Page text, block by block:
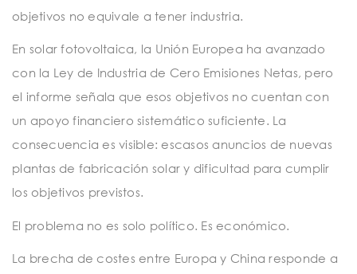
objetivos no equivale a tener industria.
En solar fotovoltaica, la Unión Europea ha avanzado
con la Ley de Industria de Cero Emisiones Netas, pero
el informe señala que esos objetivos no cuentan con
un apoyo financiero sistemático suficiente. La
consecuencia es visible: escasos anuncios de nuevas
plantas de fabricación solar y dificultad para cumplir
los objetivos previstos.
El problema no es solo político. Es económico.
La brecha de costes entre Europa y China responde a